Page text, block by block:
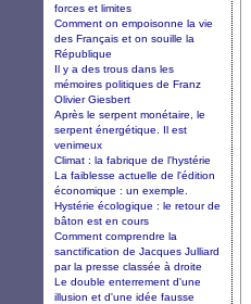
forces et limites
Comment on empoisonne la vie
des Français et on souille la
République
Il y a des trous dans les
mémoires politiques de Franz
Olivier Giesbert
Après le serpent monétaire, le
serpent énergétique. Il est
venimeux
Climat : la fabrique de l'hystérie
La faiblesse actuelle de l'édition
économique : un exemple.
Hystérie écologique : le retour de
bâton est en cours
Comment comprendre la
sanctification de Jacques Julliard
par la presse classée à droite
Le double enterrement d'une
illusion et d'une idée fausse